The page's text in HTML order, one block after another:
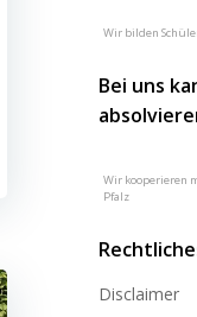
Wir bilden
Bei uns
Wir kooperieren
Pfalz
Disclaimer